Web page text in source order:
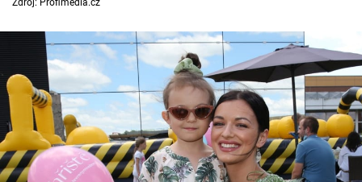
Zdroj: Profimedia.cz